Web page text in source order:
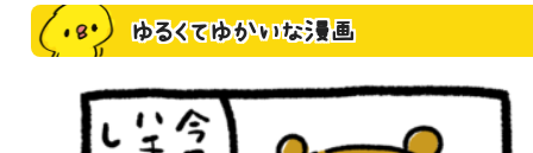
ゆるくてゆかいな漫画